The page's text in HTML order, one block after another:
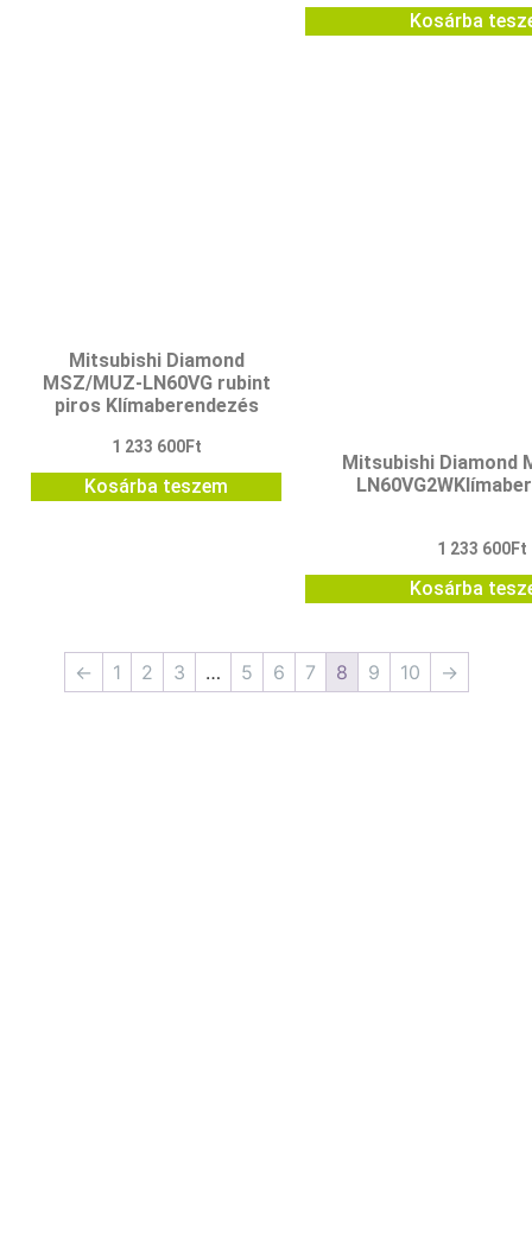
Kosárba
Mitsubishi Diamond
MSZ/MUZ-LN60VG rubint
piros Klímaberendezés
1 233 600Ft
Kosárba teszem
Mitsubishi Diamond
1 233 600Ft
Kosárba
← 1 2 3 … 5 6 7 8 9 10 →